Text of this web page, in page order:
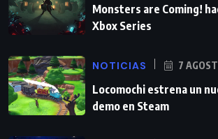
Monsters are Coming!
Xbox Series
NOTICIAS 7
Locomochi estrena un
demo en Steam